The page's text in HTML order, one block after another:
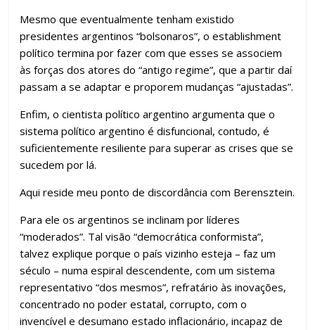
Mesmo que eventualmente tenham existido
presidentes argentinos “bolsonaros”, o establishment
político termina por fazer com que esses se associem
às forças dos atores do “antigo regime”, que a partir daí
passam a se adaptar e proporem mudanças “ajustadas”.
Enfim, o cientista político argentino argumenta que o
sistema político argentino é disfuncional, contudo, é
suficientemente resiliente para superar as crises que se
sucedem por lá.
Aqui reside meu ponto de discordância com Berensztein.
Para ele os argentinos se inclinam por líderes
“moderados”. Tal visão “democrática conformista”,
talvez explique porque o país vizinho esteja – faz um
século – numa espiral descendente, com um sistema
representativo “dos mesmos”, refratário às inovações,
concentrado no poder estatal, corrupto, com o
invencível e desumano estado inflacionário, incapaz de